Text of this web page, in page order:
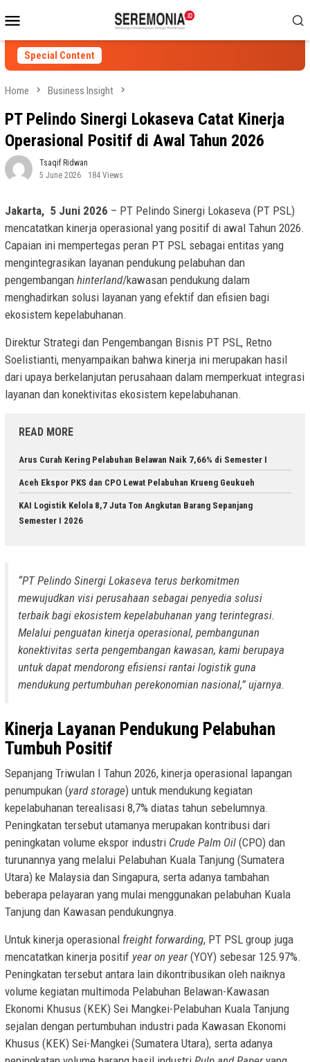
to
contentMenu
Special Content
Home Business Insight
PT Pelindo Sinergi Lokaseva Catat Kinerja
Operasional Positif di Awal Tahun 2026
Tsaqif Ridwan
5 June 2026
184 Views
Jakarta, 5 Juni 2026 – PT Pelindo Sinergi Lokaseva (PT PSL)
mencatatkan kinerja operasional yang positif di awal Tahun 2026.
Capaian ini mempertegas peran PT PSL sebagai entitas yang
mengintegrasikan layanan pendukung pelabuhan dan
pengembangan hinterland/kawasan pendukung dalam
menghadirkan solusi layanan yang efektif dan efisien bagi
ekosistem kepelabuhanan.
Direktur Strategi dan Pengembangan Bisnis PT PSL, Retno
Soelistianti, menyampaikan bahwa kinerja ini merupakan hasil
dari upaya berkelanjutan perusahaan dalam memperkuat integrasi
layanan dan konektivitas ekosistem kepelabuhanan.
READ MORE
Arus Curah Kering Pelabuhan Belawan Naik 7,66% di Semester I
Aceh Ekspor PKS dan CPO Lewat Pelabuhan Krueng Geukueh
KAI Logistik Kelola 8,7 Juta Ton Angkutan Barang Sepanjang
Semester I 2026
“PT Pelindo Sinergi Lokaseva terus berkomitmen
mewujudkan visi perusahaan sebagai penyedia solusi
terbaik bagi ekosistem kepelabuhanan yang terintegrasi.
Melalui penguatan kinerja operasional, pembangunan
konektivitas serta pengembangan kawasan, kami berupaya
untuk dapat mendorong efisiensi rantai logistik guna
mendukung pertumbuhan perekonomian nasional,” ujarnya.
Kinerja Layanan Pendukung Pelabuhan
Tumbuh Positif
Sepanjang Triwulan I Tahun 2026, kinerja operasional lapangan
penumpukan (yard storage) untuk mendukung kegiatan
kepelabuhanan terealisasi 8,7% diatas tahun sebelumnya.
Peningkatan tersebut utamanya merupakan kontribusi dari
peningkatan volume ekspor industri Crude Palm Oil (CPO) dan
turunannya yang melalui Pelabuhan Kuala Tanjung (Sumatera
Utara) ke Malaysia dan Singapura, serta adanya tambahan
beberapa pelayaran yang mulai menggunakan pelabuhan Kuala
Tanjung dan Kawasan pendukungnya.
Untuk kinerja operasional freight forwarding, PT PSL group juga
mencatatkan kinerja positif year on year(YOY) sebesar 125.97%.
Peningkatan tersebut antara lain dikontribusikan oleh naiknya
volume kegiatan multimoda Pelabuhan Belawan-Kawasan
Ekonomi Khusus (KEK) Sei Mangkei-Pelabuhan Kuala Tanjung
sejalan dengan pertumbuhan industri pada Kawasan Ekonomi
Khusus (KEK) Sei-Mangkei (Sumatera Utara), serta adanya